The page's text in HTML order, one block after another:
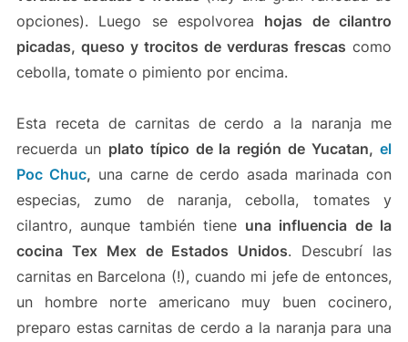
opciones). Luego se espolvorea hojas de cilantro
picadas, queso y trocitos de verduras frescas como
cebolla, tomate o pimiento por encima.
Esta receta de carnitas de cerdo a la naranja me
recuerda un plato típico de la región de Yucatan,el
Poc Chuc, una carne de cerdo asada marinada con
especias, zumo de naranja, cebolla, tomates y
cilantro, aunque también tiene una influencia de la
cocina Tex Mex de Estados Unidos. Descubrí las
carnitas en Barcelona (!), cuando mi jefe de entonces,
un hombre norte americano muy buen cocinero,
preparo estas carnitas de cerdo a la naranja para una